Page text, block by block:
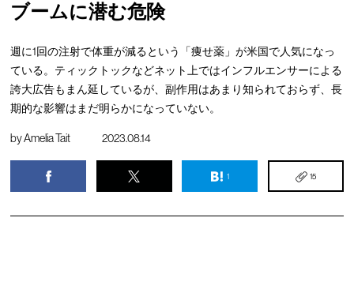
ブームに潜む危険
週に1回の注射で体重が減るという「痩せ薬」が米国で人気になっ
ている。ティックトックなどネット上ではインフルエンサーによる
誇大広告もまん延しているが、副作用はあまり知られておらず、長
期的な影響はまだ明らかになっていない。
byAmelia Tait 2023.08.14
1 15